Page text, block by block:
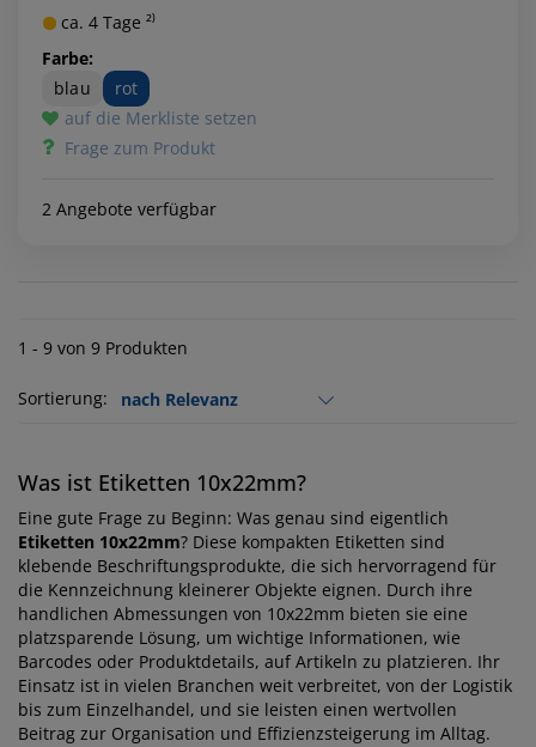
ca. 4 Tage ²⁾
Farbe:
blau
rot
auf die Merkliste setzen
Frage zum Produkt
2 Angebote verfügbar
1 - 9 von 9 Produkten
Sortierung:
Was ist Etiketten 10x22mm?
Eine gute Frage zu Beginn: Was genau sind eigentlich
Etiketten 10x22mm? Diese kompakten Etiketten sind
klebende Beschriftungsprodukte, die sich hervorragend für
die Kennzeichnung kleinerer Objekte eignen. Durch ihre
handlichen Abmessungen von 10x22mm bieten sie eine
platzsparende Lösung, um wichtige Informationen, wie
Barcodes oder Produktdetails, auf Artikeln zu platzieren. Ihr
Einsatz ist in vielen Branchen weit verbreitet, von der Logistik
bis zum Einzelhandel, und sie leisten einen wertvollen
Beitrag zur Organisation und Effizienzsteigerung im Alltag.